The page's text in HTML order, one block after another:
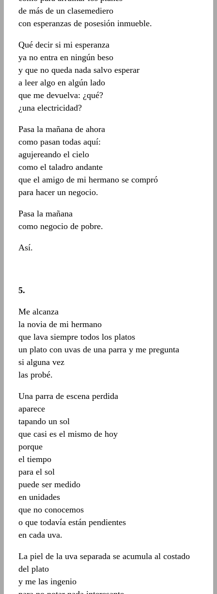
de más de un clasemediero
con esperanzas de posesión inmueble.
Qué decir si mi esperanza
ya no entra en ningún beso
y que no queda nada salvo esperar
a leer algo en algún lado
que me devuelva: ¿qué?
¿una electricidad?
Pasa la mañana de ahora
como pasan todas aquí:
agujereando el cielo
como el taladro andante
que el amigo de mi hermano se compró
para hacer un negocio.
Pasa la mañana
como negocio de pobre.
Así.
5.
Me alcanza
la novia de mi hermano
que lava siempre todos los platos
un plato con uvas de una parra y me pregunta
si alguna vez
las probé.
Una parra de escena perdida
aparece
tapando un sol
que casi es el mismo de hoy
porque
el tiempo
para el sol
puede ser medido
en unidades
que no conocemos
o que todavía están pendientes
en cada uva.
La piel de la uva separada se acumula al costado
del plato
y me las ingenio